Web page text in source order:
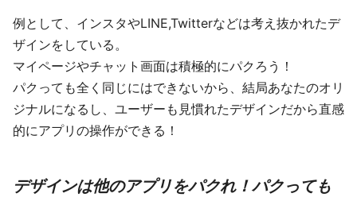
例として、インスタやLINE,Twitterなどは考え抜かれたデ
ザインをしている。
マイページやチャット画面は積極的にパクろう！
パクっても全く同じにはできないから、結局あなたのオリ
ジナルになるし、ユーザーも見慣れたデザインだから直感
的にアプリの操作ができる！
デザインは他のアプリをパクれ！パクっても